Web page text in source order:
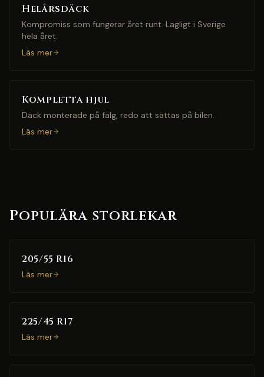
Helårsdäck
Kompromiss som fungerar året runt. Lagligt i Sverige
hela året.
Läs mer
Kompletta hjul
Däck monterade på fälg, redo att sättas på bilen.
Läs mer
Populära storlekar
205/55 R16
Läs mer
225/45 R17
Läs mer